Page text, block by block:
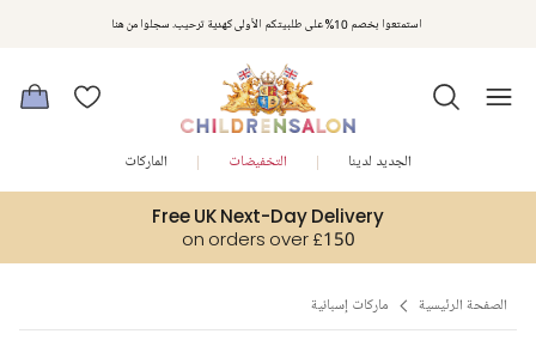
استمتعوا بخصم 10% على طلبيتكم الأولى كهدية ترحيب. سجلوا من هنا
مكافآت تشلدرن صالون | اجمعوا النقاط مع كل عملية شراء لتحصلوا على هدايا حصرية وعروض مصممة خصيصا لتلبي
متطلباتكم
Free UK Next-Day Delivery
on orders over £150
الجديد لدينا التخفيضات الماركات
الصفحة الرئيسية ماركات إسبانية